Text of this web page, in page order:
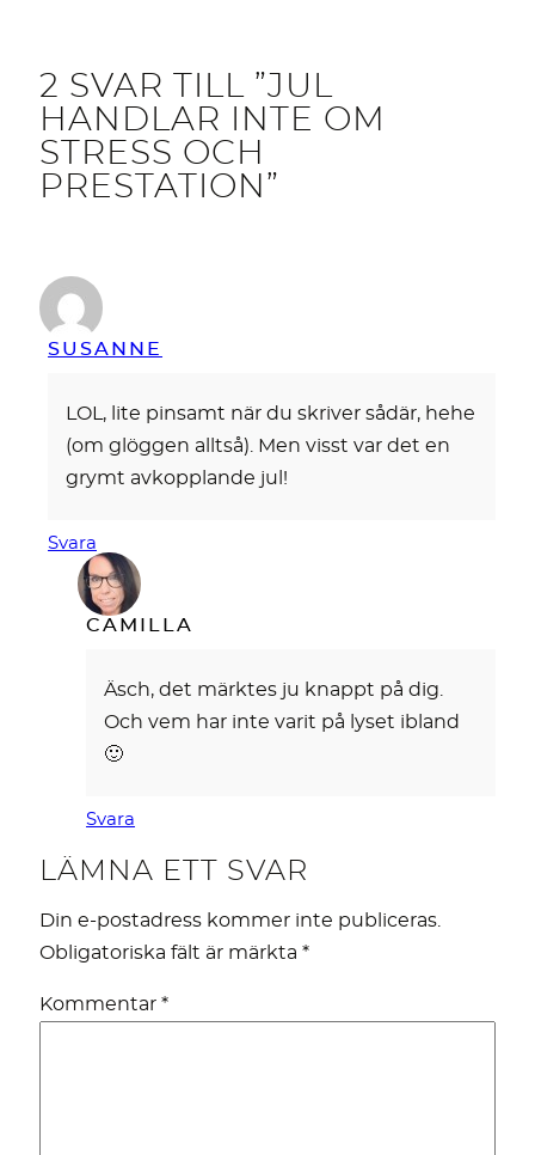
2 SVAR TILL ”JUL
HANDLAR INTE OM
STRESS OCH
PRESTATION”
SUSANNE
LOL, lite pinsamt när du skriver sådär, hehe
(om glöggen alltså). Men visst var det en
grymt avkopplande jul!
Svara
CAMILLA
Äsch, det märktes ju knappt på dig.
Och vem har inte varit på lyset ibland
🙂
Svara
LÄMNA ETT SVAR
Din e-postadress kommer inte publiceras.
Obligatoriska fält är märkta *
Kommentar *